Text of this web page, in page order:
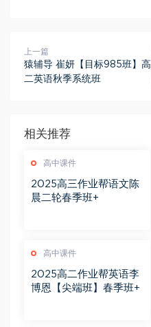
上一篇
猿辅导 崔妍【目标985班】高
二英语秋季系统班
相关推荐
高中课件
2025高三作业帮语文陈
晨二轮春季班+
高中课件
2025高二作业帮英语李
博恩【尖端班】春季班+